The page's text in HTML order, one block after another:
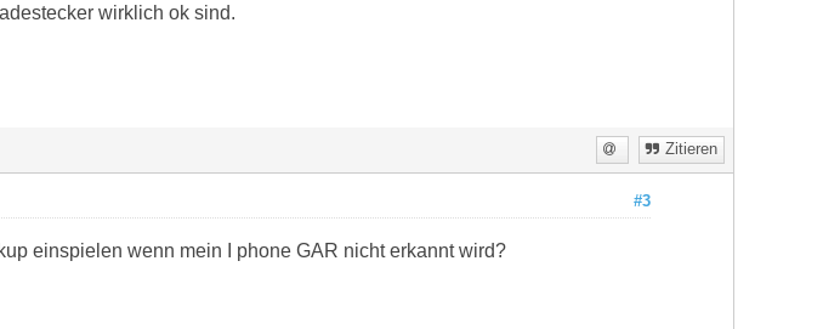
wirklich ok sind.
Zitieren
#3
einspielen wenn mein I phone GAR nicht erkannt wird?